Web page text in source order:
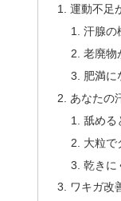
運動不足
汗腺の
老廃物
肥満に
あなたの
舐める
大粒で
乾きに
ワキガ改